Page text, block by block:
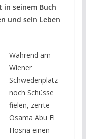
in seinem Buch
und sein Leben
Während am
Wiener
Schwedenplatz
noch Schüsse
fielen, zerrte
Osama Abu El
Hosna einen